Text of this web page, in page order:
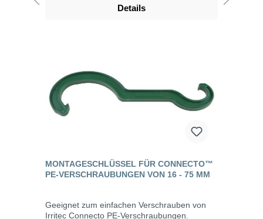
Details
MONTAGESCHLÜSSEL FÜR CONNECTO™
PE-VERSCHRAUBUNGEN VON 16 - 75 MM
Geeignet zum einfachen Verschrauben von
Irritec Connecto PE-Verschraubungen.